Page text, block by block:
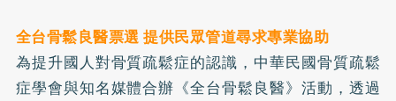
全台骨鬆良醫票選 提供民眾管道尋求專業協助
為提升國人對骨質疏鬆症的認識，中華民國骨質疏鬆
症學會與知名媒體合辦《全台骨鬆良醫》活動，透過